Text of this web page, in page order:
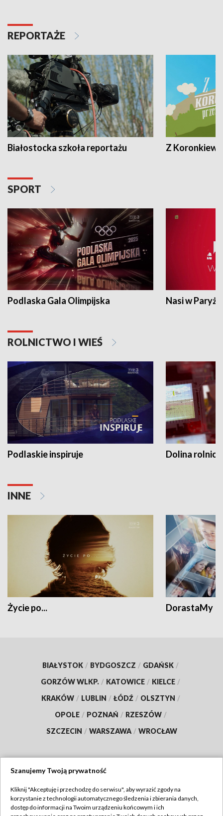
REPORTAŻE
Białostocka szkoła reportażu Z
SPORT
Podlaska Gala Olimpijska Nasi w Paryżu
ROLNICTWO I WIEŚ
Podlaskie inspiruje Dolina
INNE
Życie po... DorastaMy
BIAŁYSTOK / BYDGOSZCZ / GDAŃSK /
GORZÓW WLKP. / KATOWICE / KIELCE /
KRAKÓW / LUBLIN / ŁÓDŹ / OLSZTYN /
OPOLE / POZNAŃ / RZESZÓW /
SZCZECIN / WARSZAWA / WROCŁAW
TVP
Szanujemy Twoją prywatność
Kliknij "Akceptuję i przechodzę do serwisu", aby wyrazić zgody na
korzystanie z technologii automatycznego śledzenia i zbierania danych,
dostęp do informacji na Twoim urządzeniu końcowym i ich